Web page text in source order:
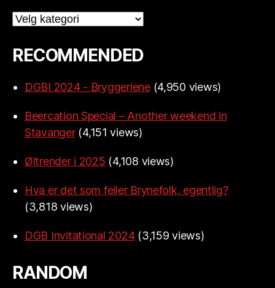
Categories
RECOMMENDED
DGBI 2024 - Bryggeriene (4,950 views)
Beercation Special – Another weekend in
Stavanger (4,151 views)
Øltrender i 2025 (4,108 views)
Hva er det som feiler Brynefolk, egentlig?
(3,818 views)
DGB Invitational 2024 (3,159 views)
RANDOM